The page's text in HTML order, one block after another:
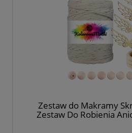
Zestaw do Makramy
Zestaw Do Robienia